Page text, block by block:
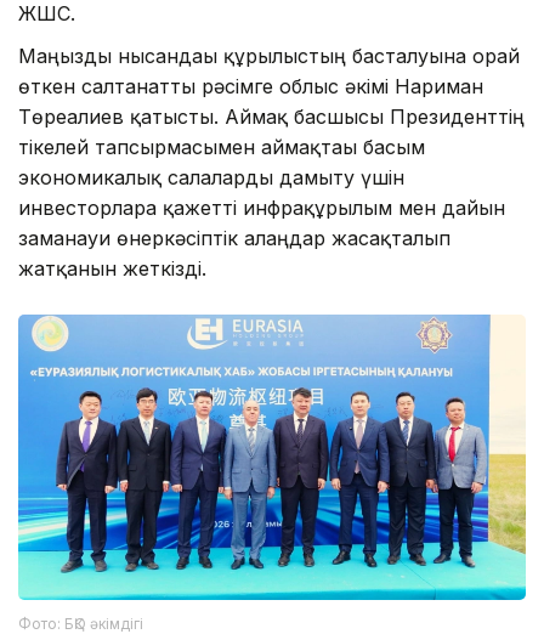
ЖШС.
Маңызды нысандағы құрылыстың басталуына орай
өткен салтанатты рәсімге облыс әкімі Нариман
Төреғалиев қатысты. Аймақ басшысы Президенттің
тікелей тапсырмасымен аймақтағы басым
экономикалық салаларды дамыту үшін
инвесторларға қажетті инфрақұрылым мен дайын
заманауи өнеркәсіптік алаңдар жасақталып
жатқанын жеткізді.
Фото: БҚО әкімдігі